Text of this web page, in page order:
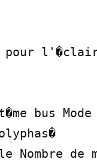
bus
Nombre